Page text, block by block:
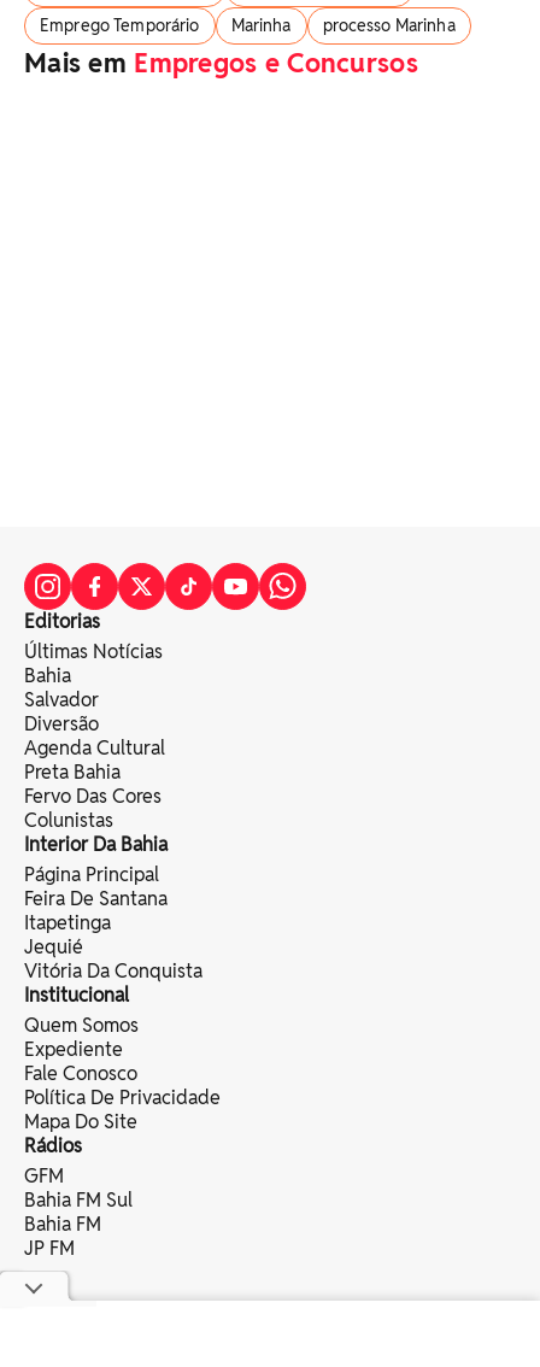
Emprego Temporário
Marinha processo Marinha
Mais em Empregos e Concursos
Editorias
Últimas Notícias
Bahia
Salvador
Diversão
Agenda Cultural
Preta Bahia
Fervo Das Cores
Colunistas
Interior Da Bahia
Página Principal
Feira De Santana
Itapetinga
Jequié
Vitória Da Conquista
Institucional
Quem Somos
Expediente
Fale Conosco
Política De Privacidade
Mapa Do Site
Rádios
GFM
Bahia FM Sul
Bahia FM
JP FM